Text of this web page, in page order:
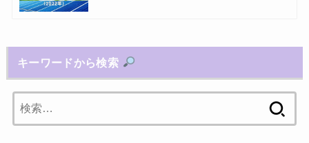
キーワードから検索
索: